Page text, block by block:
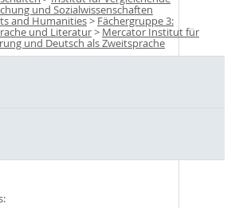
und Sozialwissenschaften
and Humanities> Fächergruppe 3:
und Literatur> Mercator Institut für
und Deutsch als Zweitsprache